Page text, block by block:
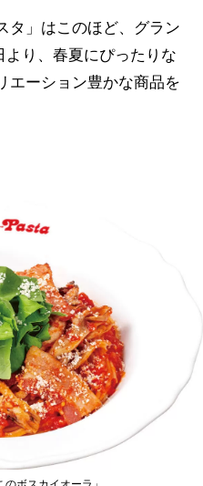
タ」はこのほど、グラン
より、春夏にぴったりな
エーション豊かな商品を